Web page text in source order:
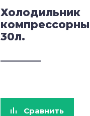
Холодильник
30л.
Сравнить